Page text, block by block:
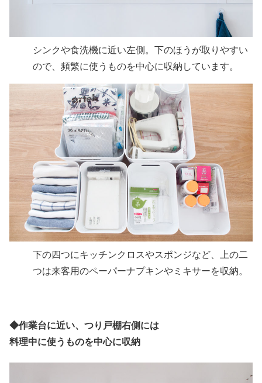
シンクや食洗機に近い左側。下のほうが取りやすい
ので、頻繁に使うものを中心に収納しています。
下の四つにキッチンクロスやスポンジなど、上の二
つは来客用のペーパーナプキンやミキサーを収納。
◆作業台に近い、つり戸棚右側には
料理中に使うものを中心に収納